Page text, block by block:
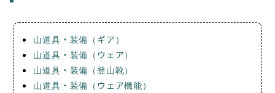
山道具・装備（ギア）
山道具・装備（ウェア）
山道具・装備（登山靴）
山道具・装備（ウェア機能）